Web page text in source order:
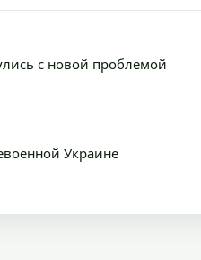
с новой проблемой
Украине